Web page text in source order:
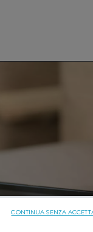
CONTINUA SENZA